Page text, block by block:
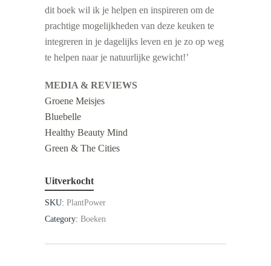
dit boek wil ik je helpen en inspireren om de
prachtige mogelijkheden van deze keuken te
integreren in je dagelijks leven en je zo op weg
te helpen naar je natuurlijke gewicht!’
MEDIA & REVIEWS
Groene Meisjes
Bluebelle
Healthy Beauty Mind
Green & The Cities
Uitverkocht
SKU: PlantPower
Category: Boeken